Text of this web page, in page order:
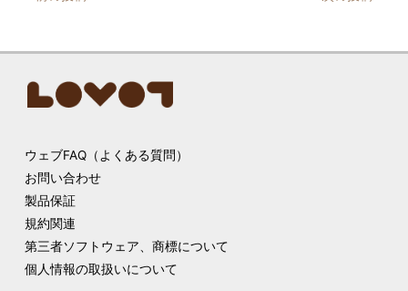
ウェブFAQ（よくある質問）
お問い合わせ
製品保証
規約関連
第三者ソフトウェア、商標について
個人情報の取扱いについて